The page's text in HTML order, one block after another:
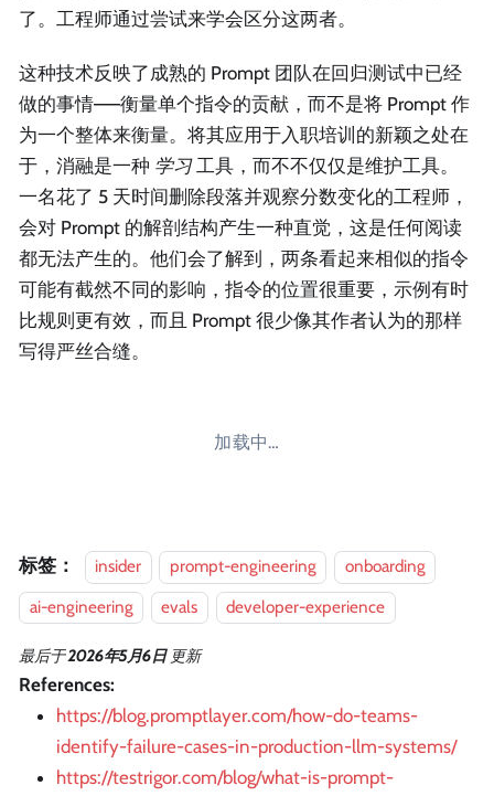
了。工程师通过尝试来学会区分这两者。
这种技术反映了成熟的 Prompt 团队在回归测试中已经
做的事情——衡量单个指令的贡献，而不是将 Prompt 作
为一个整体来衡量。将其应用于入职培训的新颖之处在
于，消融是一种 学习工具，而不不仅仅是维护工具。
一名花了 5 天时间删除段落并观察分数变化的工程师，
会对 Prompt 的解剖结构产生一种直觉，这是任何阅读
都无法产生的。他们会了解到，两条看起来相似的指令
可能有截然不同的影响，指令的位置很重要，示例有时
比规则更有效，而且 Prompt 很少像其作者认为的那样
写得严丝合缝。
加载中…
标签： insider prompt-engineering
onboarding
ai-engineering
evals developer-experience
最后于2026年5月6日 更新
References:
https://blog.promptlayer.com/how-do-teams-
identify-failure-cases-in-production-llm-systems/
https://testrigor.com/blog/what-is-prompt-